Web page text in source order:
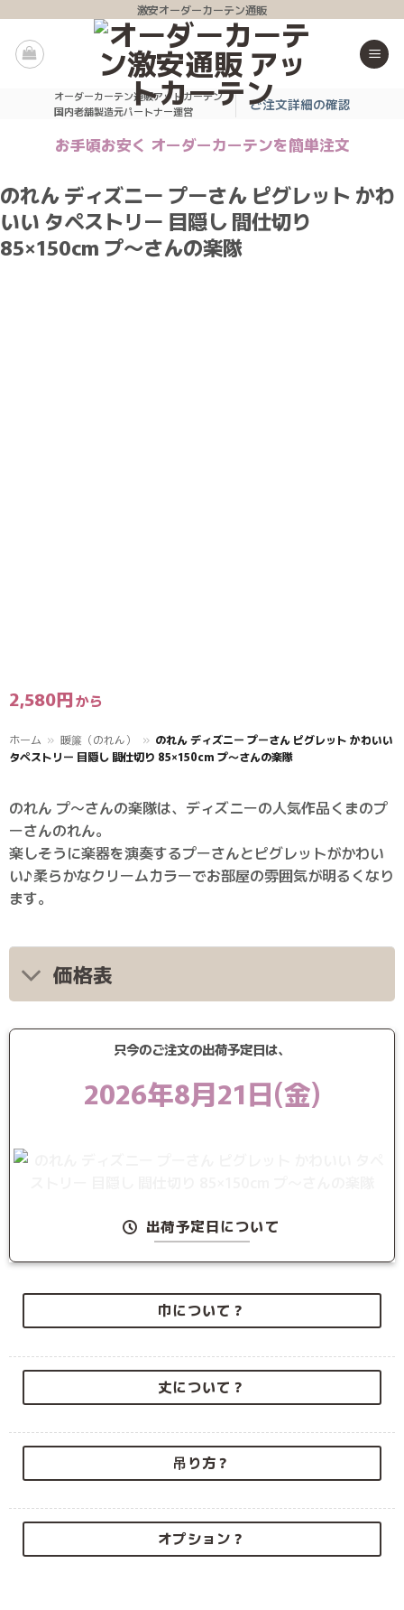
content
激安オーダーカーテン通販
オーダーカーテン通販アットカーテン
国内老舗製造元パートナー運営
ご注文詳細の確認
お手頃お安く オーダーカーテンを簡単注文
のれん ディズニー プーさん ピグレット かわ
いい タペストリー 目隠し 間仕切り
85×150cm プ〜さんの楽隊
2,580円
ホーム » 暖簾（のれん） » のれん ディズニー プーさん ピグレット かわいい
タペストリー 目隠し 間仕切り 85×150cm プ〜さんの楽隊
のれん プ〜さんの楽隊は、ディズニーの人気作品くまのプ
ーさんのれん。
楽しそうに楽器を演奏するプーさんとピグレットがかわい
い♪柔らかなクリームカラーでお部屋の雰囲気が明るくなり
ます。
価格表
只今のご注文の出荷予定日は、
2026年8月21日(金)
出荷予定日について
巾について？
丈について？
吊り方？
オプション？